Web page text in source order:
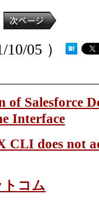
10/05 ）
of Salesforce
Interface
CLI does not
コム